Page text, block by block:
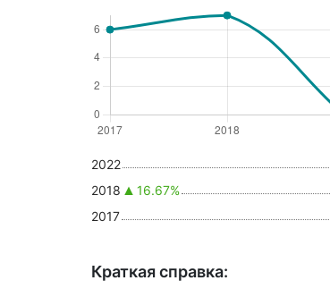
2022
2018
16.67%
2017
Краткая справка: